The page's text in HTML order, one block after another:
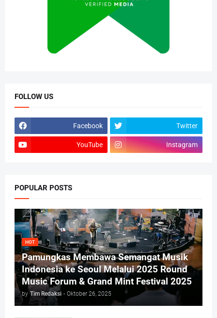
FOLLOW US
Facebook Twitter
YouTube Instagram
POPULAR POSTS
HOT
Pamungkas Membawa Semangat Musik
Indonesia ke Seoul Melalui 2025 Round
Music Forum & Grand Mint Festival 2025
by Tim Redaksi - Oktober 26, 2025